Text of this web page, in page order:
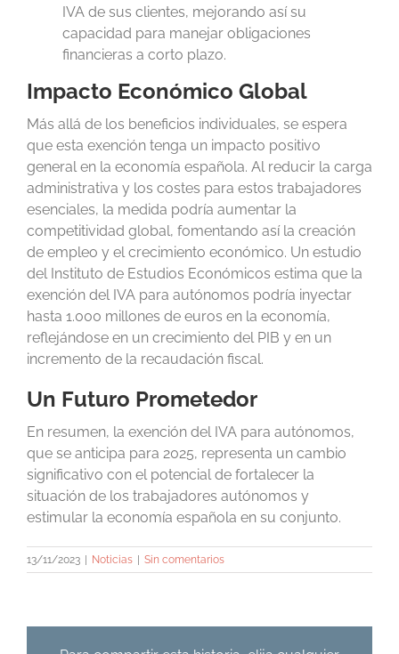
IVA de sus clientes, mejorando así su
capacidad para manejar obligaciones
financieras a corto plazo.
Impacto Económico Global
Más allá de los beneficios individuales, se espera
que esta exención tenga un impacto positivo
general en la economía española. Al reducir la carga
administrativa y los costes para estos trabajadores
esenciales, la medida podría aumentar la
competitividad global, fomentando así la creación
de empleo y el crecimiento económico. Un estudio
del Instituto de Estudios Económicos estima que la
exención del IVA para autónomos podría inyectar
hasta 1.000 millones de euros en la economía,
reflejándose en un crecimiento del PIB y en un
incremento de la recaudación fiscal.
Un Futuro Prometedor
En resumen, la exención del IVA para autónomos,
que se anticipa para 2025, representa un cambio
significativo con el potencial de fortalecer la
situación de los trabajadores autónomos y
estimular la economía española en su conjunto.
13/11/2023 Noticias Sin comentarios